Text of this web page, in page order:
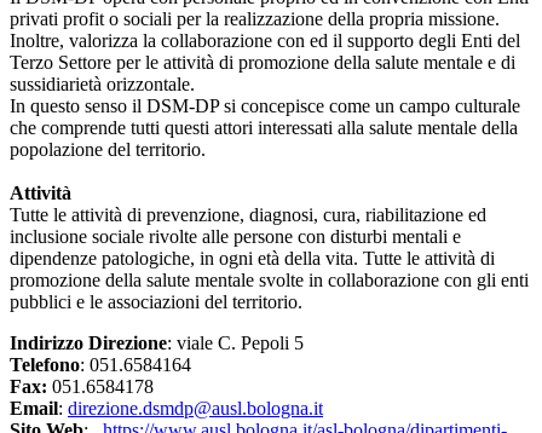
privati profit o sociali per la realizzazione della propria missione.
Inoltre, valorizza la collaborazione con ed il supporto degli Enti del
Terzo Settore per le attività di promozione della salute mentale e di
sussidiarietà orizzontale.
In questo senso il DSM-DP si concepisce come un campo culturale
che comprende tutti questi attori interessati alla salute mentale della
popolazione del territorio.
Attività
Tutte le attività di prevenzione, diagnosi, cura, riabilitazione ed
inclusione sociale rivolte alle persone con disturbi mentali e
dipendenze patologiche, in ogni età della vita. Tutte le attività di
promozione della salute mentale svolte in collaborazione con gli enti
pubblici e le associazioni del territorio.
Indirizzo Direzione: viale C. Pepoli 5
Telefono: 051.6584164
Fax: 051.6584178
Email: direzione.dsmdp@ausl.bologna.it